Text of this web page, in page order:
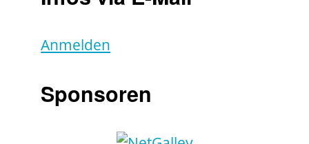
Anmelden
Sponsoren